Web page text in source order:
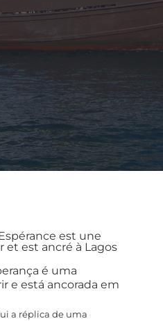
est une
et est ancré à Lagos
é uma
e está ancorada em
a réplica de uma